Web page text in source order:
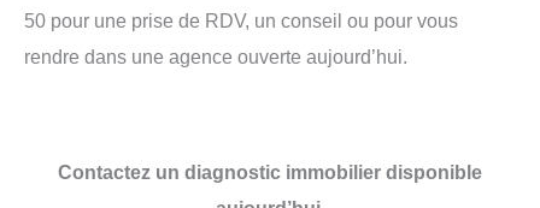
50 pour une prise de RDV, un conseil ou pour vous
rendre dans une agence ouverte aujourd’hui.
Contactez un diagnostic immobilier disponible